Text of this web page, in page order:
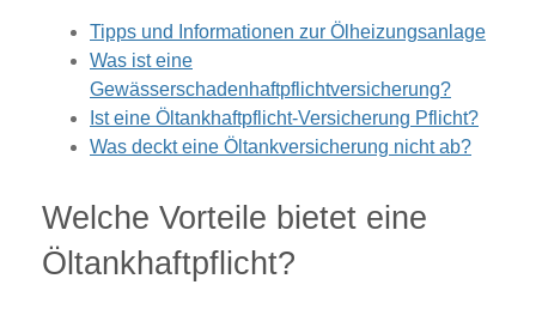
Tipps und Informationen zur Ölheizungsanlage
Was ist eine
Gewässerschadenhaftpflichtversicherung?
Ist eine Öltankhaftpflicht-Versicherung Pflicht?
Was deckt eine Öltankversicherung nicht ab?
Welche Vorteile bietet eine
Öltankhaftpflicht?